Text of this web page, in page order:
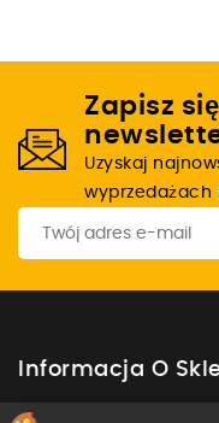
Zapisz
Uzyskaj
wyprzedażach
Informacja O